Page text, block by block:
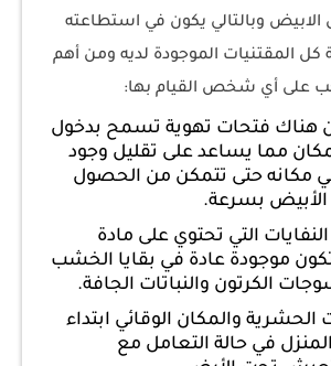
الابيض وبالتالي يكون في استطاعته
المقتنيات الموجودة لديه ومن أهم
على أي شخص القيام بها:
هناك فتحات تهوية تسمح بدخول
مما يساعد على تقليل وجود
مكانه حتى تتمكن من الحصول
الأبيض بسرعة.
التي تحتوي على مادة
تكون موجودة عادة في بقايا الخشب
الكرتون والنباتات الجافة.
والمكان الوقائي ابتداء
في حالة التعامل مع